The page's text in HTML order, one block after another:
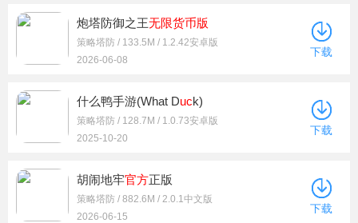
炮塔防御之王无限货币版
策略塔防 / 133.5M / 1.2.42安卓版
2026-06-08
下载
什么鸭手游(What Duck)
策略塔防 / 128.7M / 1.0.73安卓版
2025-10-20
下载
胡闹地牢官方正版
策略塔防 / 882.6M / 2.0.1中文版
2026-06-15
下载